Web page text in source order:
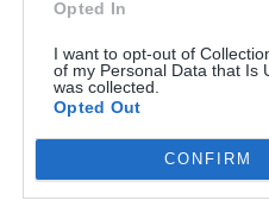
Opted In
I want to opt-out of
of my Personal Data that Is
was collected.
Opted Out
CONFIRM
l’objet de votre mail
. Vous pouvez par
. Pour connaître toutes
un SMS depuis un mail.